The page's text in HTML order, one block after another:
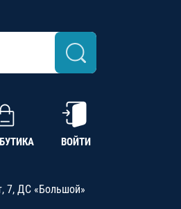
ВОЙТИ
7, ДС «Большой»